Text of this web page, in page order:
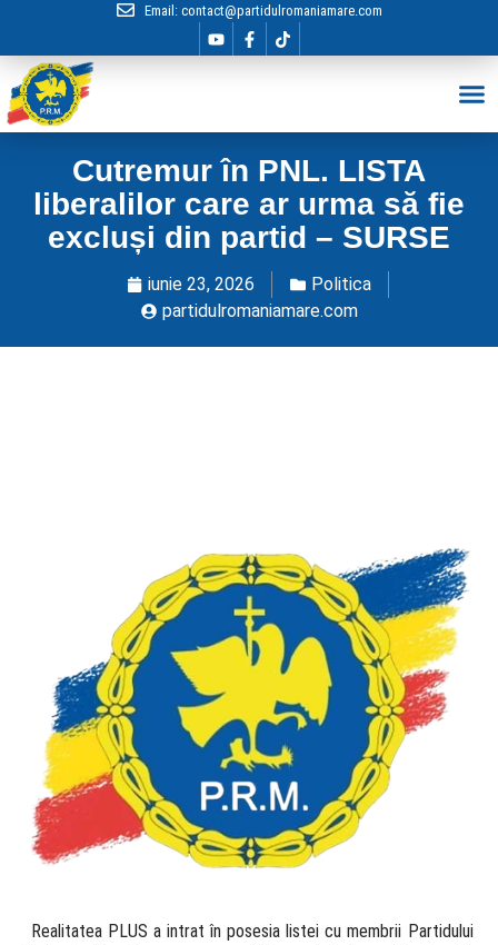
Email: contact@partidulromaniamare.com
Cutremur în PNL. LISTA
liberalilor care ar urma să fie
excluși din partid – SURSE
iunie 23, 2026
Politica
partidulromaniamare.com
​ Realitatea PLUS a intrat în posesia listei cu membrii Partidului